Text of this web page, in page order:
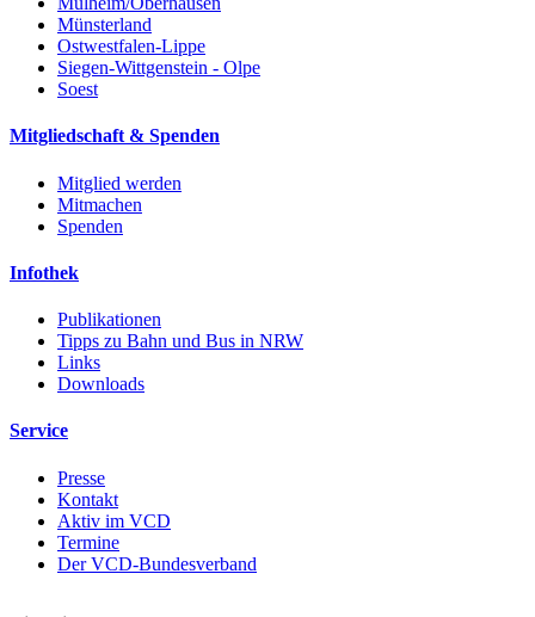
Münsterland
Ostwestfalen-Lippe
Siegen-Wittgenstein - Olpe
Soest
Mitgliedschaft & Spenden
Mitglied werden
Mitmachen
Spenden
Infothek
Publikationen
Tipps zu Bahn und Bus in NRW
Links
Downloads
Service
Presse
Kontakt
Aktiv im VCD
Termine
Der VCD-Bundesverband